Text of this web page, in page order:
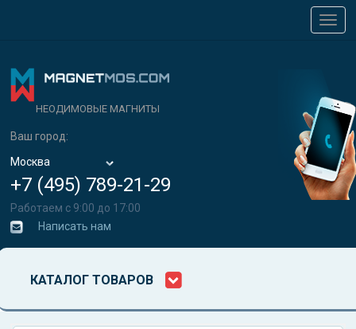
НЕОДИМОВЫЕ МАГНИТЫ
Ваш город:
Москва
+7 (495) 789-21-29
Работаем с 9:00 до 17:00
Написать нам
КАТАЛОГ ТОВАРОВ